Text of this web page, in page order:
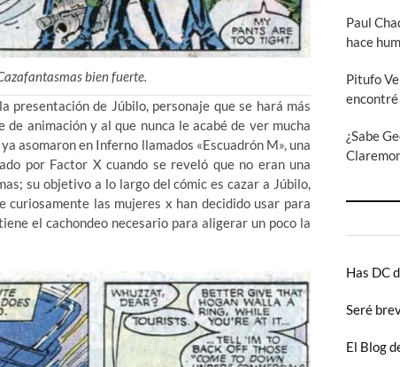
bien fuerte.
de Júbilo, personaje que se hará más
animación y al que nunca le acabé de ver mucha
asomaron en Inferno llamados «Escuadrón M», una
por Factor X cuando se reveló que no eran una
su objetivo a lo largo del cómic es cazar a Júbilo,
las mujeres x han decidido usar para
el cachondeo necesario para aligerar un poco la
Paul
hace
Pitufo
encontré
¿Sabe
Has DC
Seré
El Blog